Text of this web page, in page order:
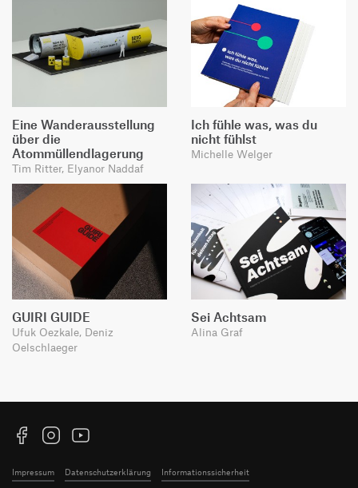
Eine Wanderausstellung
über die
Atommüllendlagerung
Tim Ritter, Elyanor Naddaf
Ich fühle was, was du
nicht fühlst
Michelle Welger
GUIRI GUIDE
Ufuk Oezkale, Deniz
Oelschlaeger
Sei Achtsam
Alina Graf
FacebookInstagramYouTube
Impressum Datenschutzerklärung Informationssicherheit